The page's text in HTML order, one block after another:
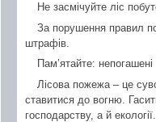
Не засмічуйте ліс
За порушення правил
штрафів.
Пам’ятайте:
Лісова пожежа – це
ставитися до вогню.
господарству, а й екології.